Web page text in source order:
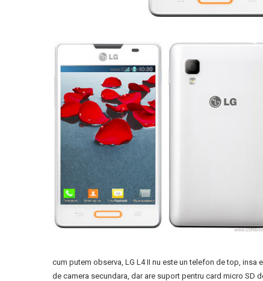
cum putem observa, LG L4 II nu este un telefon de top,
de camera secundara, dar are suport pentru card micro SD